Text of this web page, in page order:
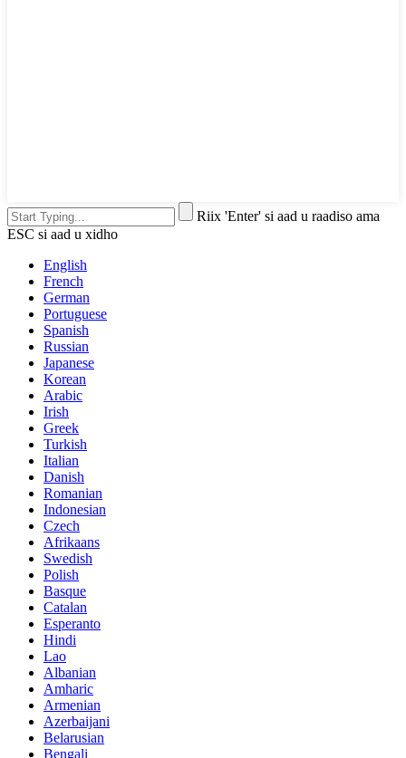
Riix 'Enter' si aad u raadiso ama
ESC si aad u xidho
English
French
German
Portuguese
Spanish
Russian
Japanese
Korean
Arabic
Irish
Greek
Turkish
Italian
Danish
Romanian
Indonesian
Czech
Afrikaans
Swedish
Polish
Basque
Catalan
Esperanto
Hindi
Lao
Albanian
Amharic
Armenian
Azerbaijani
Belarusian
Bengali